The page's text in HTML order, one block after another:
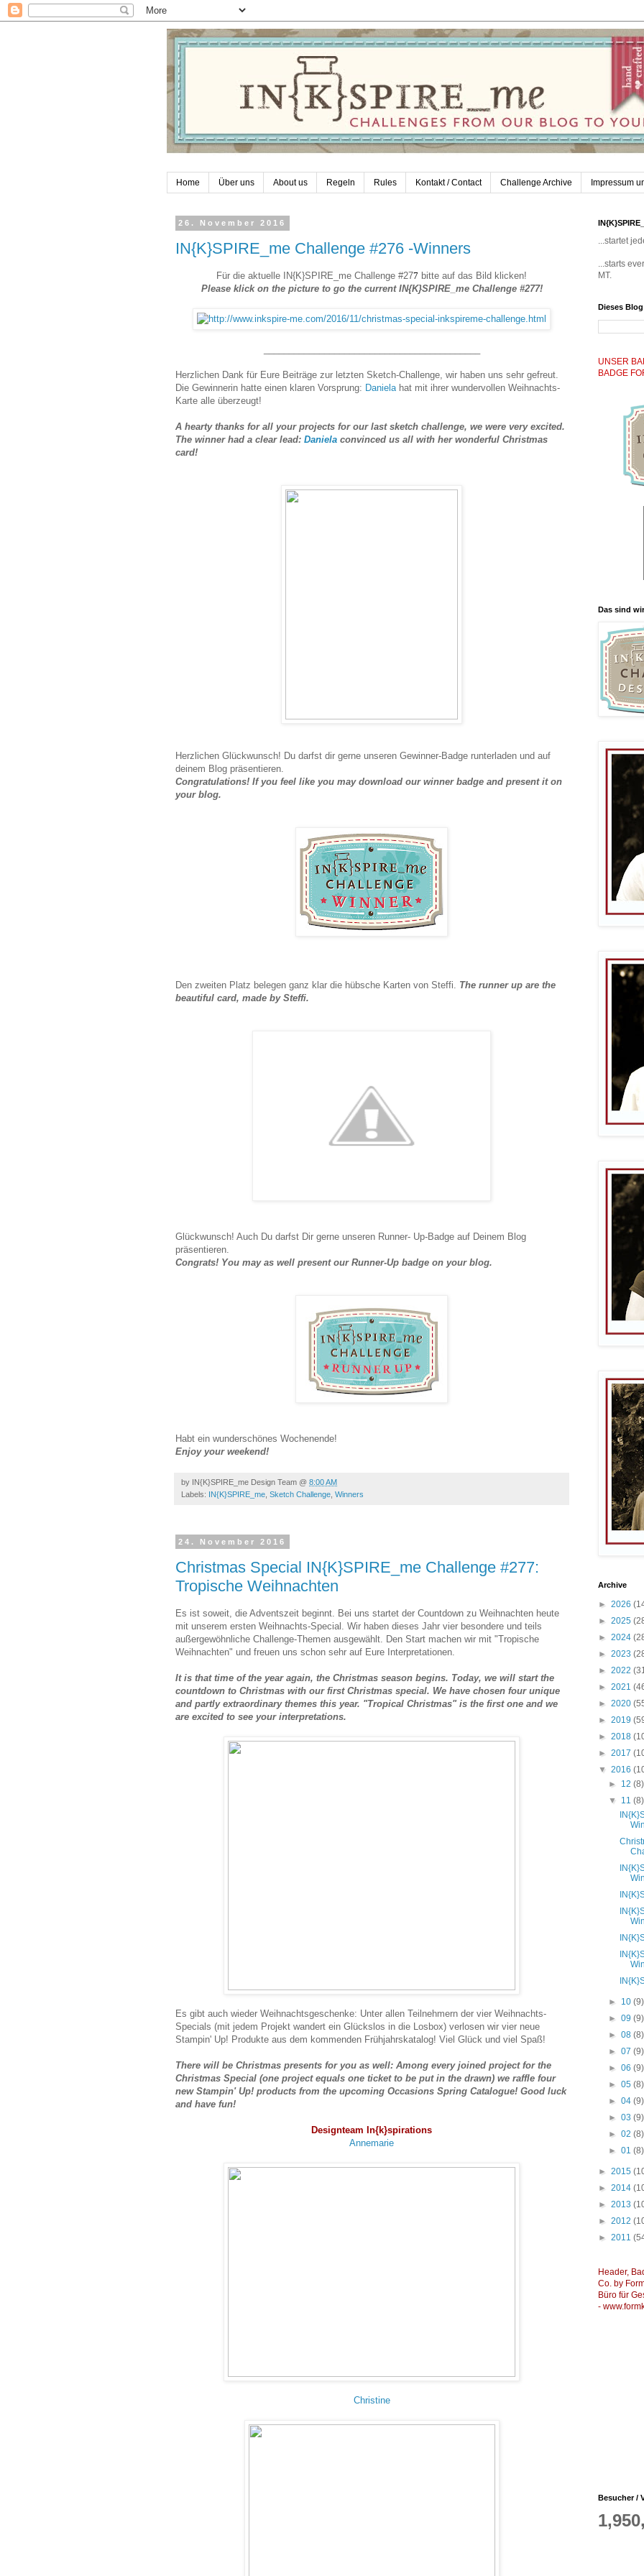
Home Über uns About us Regeln Rules Kontakt / Contact Challenge Archive Impressum
26. November 2016
IN{K}SPIRE_me Challenge #276 -Winners
Für die aktuelle IN{K}SPIRE_me Challenge #277 bitte auf das Bild klicken!
Please klick on the picture to go the current IN{K}SPIRE_me Challenge #277!
Herzlichen Dank für Eure Beiträge zur letzten Sketch-Challenge, wir haben uns sehr gefreut.
Die Gewinnerin hatte einen klaren Vorsprung: Daniela hat mit ihrer wundervollen Weihnachts-
Karte alle überzeugt!
A hearty thanks for all your projects for our last sketch challenge, we were very excited.
The winner had a clear lead: Daniela convinced us all with her wonderful Christmas
card!
Herzlichen Glückwunsch! Du darfst dir gerne unseren Gewinner-Badge runterladen und auf
deinem Blog präsentieren.
Congratulations! If you feel like you may download our winner badge and present it on
your blog.
Den zweiten Platz belegen ganz klar die hübsche Karten von Steffi. The runner up are the
beautiful card, made by Steffi.
Glückwunsch! Auch Du darfst Dir gerne unseren Runner- Up-Badge auf Deinem Blog
präsentieren.
Congrats! You may as well present our Runner-Up badge on your blog.
Habt ein wunderschönes Wochenende!
Enjoy your weekend!
by IN{K}SPIRE_me Design Team @ 8:00 AM
Labels: IN{K}SPIRE_me Sketch Challenge Winners
24. November 2016
Christmas Special IN{K}SPIRE_me Challenge #277:
Tropische Weihnachten
Es ist soweit, die Adventszeit beginnt. Bei uns startet der Countdown zu Weihnachten heute
mit unserem ersten Weihnachts-Special. Wir haben dieses Jahr vier besondere und teils
außergewöhnliche Challenge-Themen ausgewählt. Den Start machen wir mit "Tropische
Weihnachten" und freuen uns schon sehr auf Eure Interpretationen.
It is that time of the year again, the Christmas season begins. Today, we will start the
countdown to Christmas with our first Christmas special. We have chosen four unique
and partly extraordinary themes this year. "Tropical Christmas" is the first one and we
are excited to see your interpretations.
Es gibt auch wieder Weihnachtsgeschenke: Unter allen Teilnehmern der vier Weihnachts-
Specials (mit jedem Projekt wandert ein Glückslos in die Losbox) verlosen wir vier neue
Stampin' Up! Produkte aus dem kommenden Frühjahrskatalog! Viel Glück und viel Spaß!
There will be Christmas presents for you as well: Among every joined project for the
Christmas Special (one project equals one ticket to be put in the drawn) we raffle four
new Stampin' Up! products from the upcoming Occasions Spring Catalogue! Good luck
and have fun!
Designteam In{k}spirations
Annemarie
Christine
...startet
...starts
MT.
Dieses
UNSER
BADGE
Das sind
Archive
► 2026
► 2025
► 2024
► 2023
► 2022
► 2021
► 2020
► 2019
► 2018
► 2017
▼ 2016
► 12(8)
▼ 11(8)
► 10(9)
►09(9)
►08(8)
►07(9)
►06(9)
►05(8)
►04(9)
►03(9)
►02(8)
►01(8)
► 2015
► 2014
► 2013
► 2012
► 2011
Header,
Co. by
Büro für
-
Besucher /